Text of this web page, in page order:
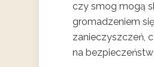
czy smog mogą
gromadzeniem się
zanieczyszczeń,
na